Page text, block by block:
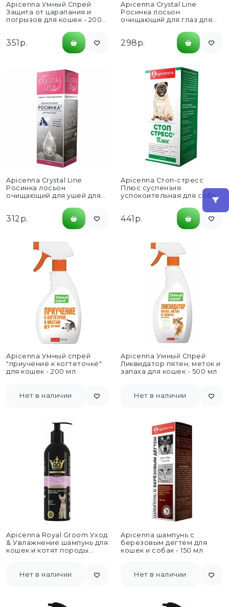
Apicenna Умный Спрей
Защита от царапания и
погрызов для кошек - 200
351р.
Apicenna Crystal Line
Росинка лосьон
очищающий для глаз для
298р.
Apicenna Crystal Line
Росинка лосьон
очищающий для ушей для
312р.
Apicenna Стоп-стресс
Плюс суспензия
успокоительная для собак
441р.
Apicenna Умный спрей
"приучение к когтеточке"
для кошек - 200 мл
Нет в наличии
Apicenna Умный Спрей
Ликвидатор пятен, меток и
запаха для кошек - 500 мл
Нет в наличии
Apicenna Royal Groom Уход
& Увлажнение шампунь для
кошек и котят породы
Нет в наличии
Apicenna шампунь с
березовым дегтем для
кошек и собак - 150 мл
Нет в наличии